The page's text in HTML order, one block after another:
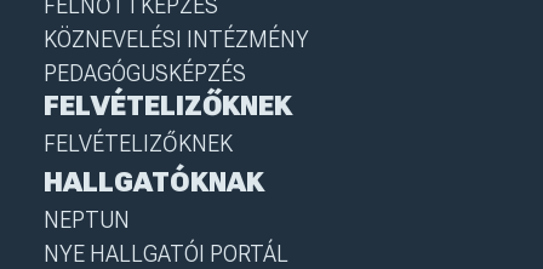
FELNŐTTKÉPZÉS
KÖZNEVELÉSI INTÉZMÉNY
PEDAGÓGUSKÉPZÉS
FELVÉTELIZŐKNEK
FELVÉTELIZŐKNEK
HALLGATÓKNAK
NEPTUN
NYE HALLGATÓI PORTÁL